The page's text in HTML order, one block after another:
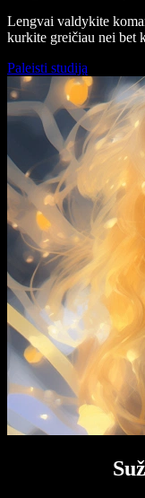
Lengvai valdykite
kurkite greičiau nei bet
Paleisti studiją